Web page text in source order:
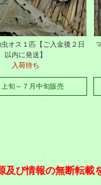
オス１匹【ご入金後２日
以内に発送】
入荷待ち
上旬～７月中旬販売
び情報の無断転載